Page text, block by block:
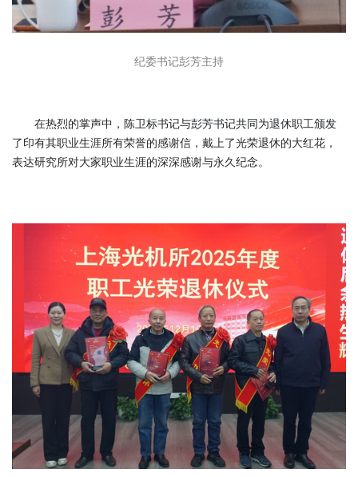
纪委书记彭芳主持
在热烈的掌声中，陈卫标书记与彭芳书记共同为退休职工颁发
了印有其职业生涯所有荣誉的感谢信，戴上了光荣退休的大红花，
表达研究所对大家职业生涯的深深感谢与永久纪念。